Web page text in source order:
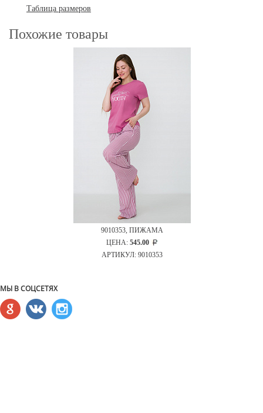
Таблица размеров
Похожие товары
9010353, ПИЖАМА
ЦЕНА: 545.00
АРТИКУЛ: 9010353
МЫ В СОЦСЕТЯХ